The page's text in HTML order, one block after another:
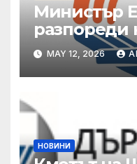
Министър
разпореди
готовност
подкрепа
валежи и
MAY 12, 2026
НОВИНИ